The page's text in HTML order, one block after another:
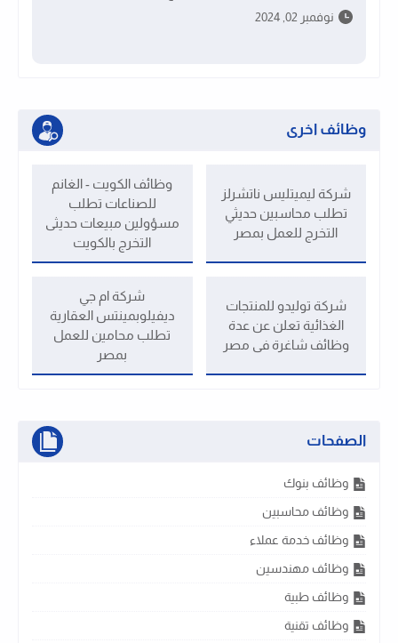
نوفمبر 02, 2024
وظائف اخرى
شركة ليميتليس ناتشرلز
تطلب محاسبين حديثي
التخرج للعمل بمصر
وظائف الكويت - الغانم
للصناعات تطلب
مسؤولين مبيعات حديثى
التخرج بالكويت
شركة توليدو للمنتجات
الغذائية تعلن عن عدة
وظائف شاغرة فى مصر
شركة ام جي
ديفيلوبمينتس العقارية
تطلب محامين للعمل
بمصر
الصفحات
وظائف بنوك
وظائف محاسبين
وظائف خدمة عملاء
وظائف مهندسين
وظائف طبية
وظائف تقنية